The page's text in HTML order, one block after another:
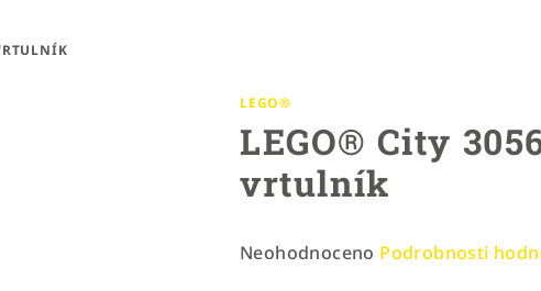
LEGO®
LEGO® City
vrtulník
Průměrné
Neohodnoceno Podrobnosti